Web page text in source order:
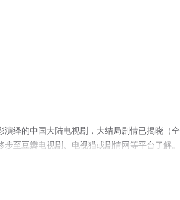
绎的中国大陆电视剧，大结局剧情已揭晓（全
至豆瓣电视剧、电视猫或剧情网等平台了解。